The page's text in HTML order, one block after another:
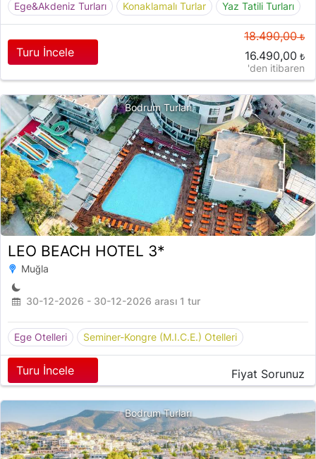
Ege&Akdeniz Turları Konaklamalı Turlar Yaz Tatili Turları
Turu İncele
18.490,00₺
16.490,00 ₺
'den itibaren
Bodrum Turları
LEO BEACH HOTEL 3*
Muğla
30-12-2026 - 30-12-2026 arası 1 tur
Ege Otelleri Seminer-Kongre (M.I.C.E.) Otelleri
Turu İncele Fiyat Sorunuz
Bodrum Turları